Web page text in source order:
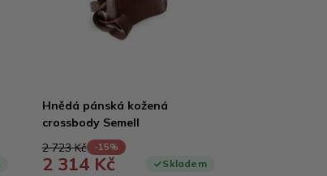
Hnědá pánská kožená
crossbody Semell
2 723 Kč
-15%
2 314 Kč Skladem